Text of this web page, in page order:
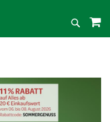
Suche